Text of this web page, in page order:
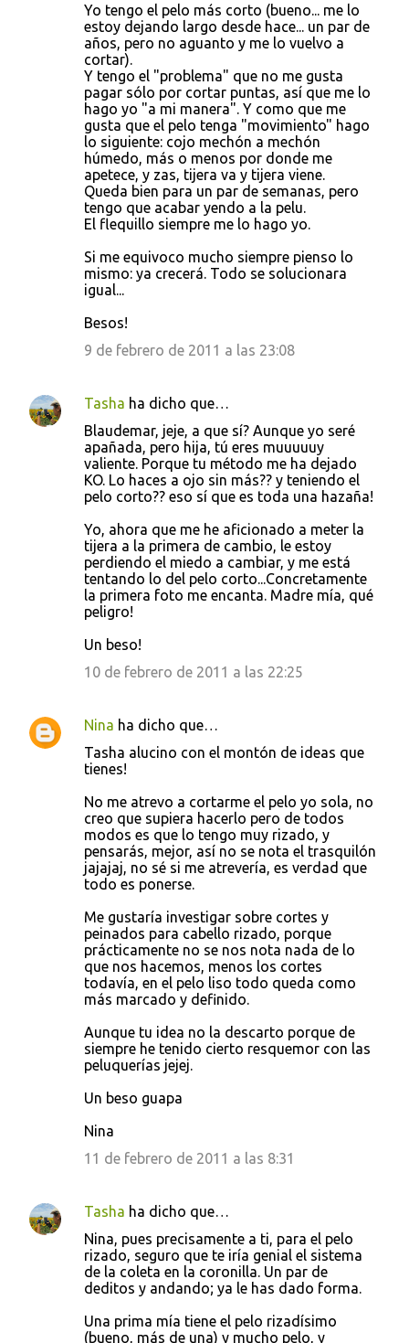
Yo tengo el pelo más corto (bueno... me lo
estoy dejando largo desde hace... un par de
años, pero no aguanto y me lo vuelvo a
cortar).
Y tengo el "problema" que no me gusta
pagar sólo por cortar puntas, así que me lo
hago yo "a mi manera". Y como que me
gusta que el pelo tenga "movimiento" hago
lo siguiente: cojo mechón a mechón
húmedo, más o menos por donde me
apetece, y zas, tijera va y tijera viene.
Queda bien para un par de semanas, pero
tengo que acabar yendo a la pelu.
El flequillo siempre me lo hago yo.
Si me equivoco mucho siempre pienso lo
mismo: ya crecerá. Todo se solucionara
igual...
Besos!
9 de febrero de 2011 a las 23:08
Tasha ha dicho que…
Blaudemar, jeje, a que sí? Aunque yo seré
apañada, pero hija, tú eres muuuuuy
valiente. Porque tu método me ha dejado
KO. Lo haces a ojo sin más?? y teniendo el
pelo corto?? eso sí que es toda una hazaña!
Yo, ahora que me he aficionado a meter la
tijera a la primera de cambio, le estoy
perdiendo el miedo a cambiar, y me está
tentando lo del pelo corto...Concretamente
la primera foto me encanta. Madre mía, qué
peligro!
Un beso!
10 de febrero de 2011 a las 22:25
Nina ha dicho que…
Tasha alucino con el montón de ideas que
tienes!
No me atrevo a cortarme el pelo yo sola, no
creo que supiera hacerlo pero de todos
modos es que lo tengo muy rizado, y
pensarás, mejor, así no se nota el trasquilón
jajajaj, no sé si me atrevería, es verdad que
todo es ponerse.
Me gustaría investigar sobre cortes y
peinados para cabello rizado, porque
prácticamente no se nos nota nada de lo
que nos hacemos, menos los cortes
todavía, en el pelo liso todo queda como
más marcado y definido.
Aunque tu idea no la descarto porque de
siempre he tenido cierto resquemor con las
peluquerías jejej.
Un beso guapa
Nina
11 de febrero de 2011 a las 8:31
Tasha ha dicho que…
Nina, pues precisamente a ti, para el pelo
rizado, seguro que te iría genial el sistema
de la coleta en la coronilla. Un par de
deditos y andando; ya le has dado forma.
Una prima mía tiene el pelo rizadísimo
(bueno, más de una) y mucho pelo, y